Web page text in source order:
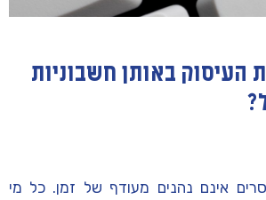
העיסוק באותן חשבוניות
אינם נהנים מעודף של זמן. כל מי